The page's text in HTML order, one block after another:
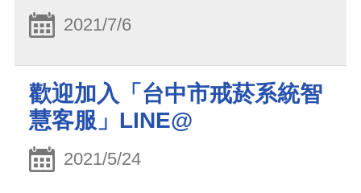
2021/7/6
歡迎加入「台中市戒菸系統智
慧客服」LINE@
2021/5/24